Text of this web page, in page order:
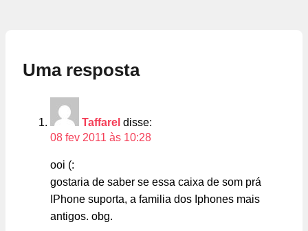
Uma resposta
Taffarel disse:
08 fev 2011 às 10:28
ooi (:
gostaria de saber se essa caixa de som prá
IPhone suporta, a familia dos Iphones mais
antigos. obg.